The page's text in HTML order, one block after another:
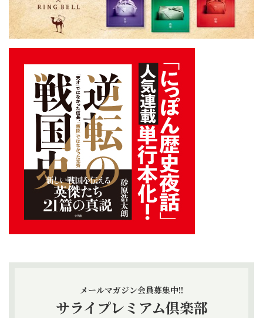
メールマガジン会員募集中!!
サライプレミアム倶楽部